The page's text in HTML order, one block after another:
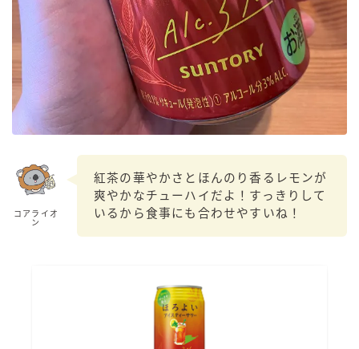
サッポロ
濃いめのレモンサワー
三ツ星グレフルサワー
99.99（フォーナイン）
レモン・ザ・リッチ
愛のスコールホワイトサワー
WATER SOUR(ウォーターサワ)
タカラCANチューハイ
宝焼酎のお茶割りシリーズ
コアライオ
ン
紅茶の華やかさとほんのり香るレモンが
爽やかなチューハイだよ！すっきりして
いるから食事にも合わせやすいね！